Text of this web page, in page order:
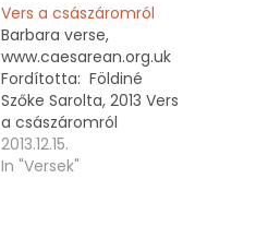
Vers a császáromról
Barbara verse,
www.caesarean.org.uk
Fordította: Földiné
Szőke Sarolta, 2013 Vers
a császáromról
Császár lett akaratom
ellen. Én babát
2013.12.15.
In "Versek"